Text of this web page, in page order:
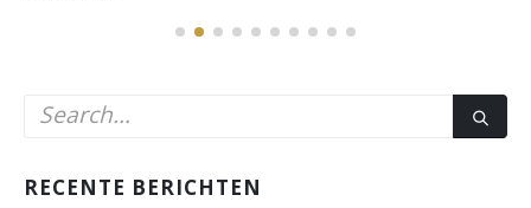
RECENTE BERICHTEN